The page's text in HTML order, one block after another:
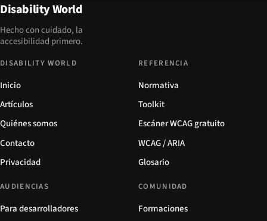
Disability World
Hecho con cuidado, la
accesibilidad primero.
DISABILITY WORLD
Inicio
Artículos
Quiénes somos
Contacto
Privacidad
REFERENCIA
Normativa
Toolkit
Escáner WCAG gratuito
WCAG / ARIA
Glosario
AUDIENCIAS
Para desarrolladores
COMUNIDAD
Formaciones